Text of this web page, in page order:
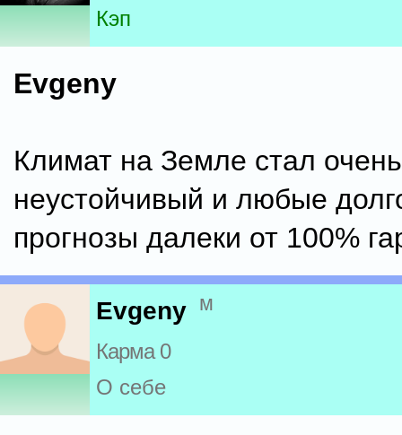
Кэп
Evgeny
Климат на Земле стал очень
неустойчивый и любые
прогнозы далеки от 100%
Evgeny м
Карма 0
О себе